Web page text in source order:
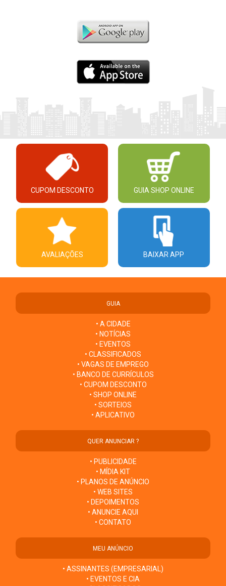
CUPOM DESCONTO GUIA SHOP ONLINE
AVALIAÇÕES BAIXAR APP
GUIA
• A CIDADE
• NOTÍCIAS
• EVENTOS
• CLASSIFICADOS
• VAGAS DE EMPREGO
• BANCO DE CURRÍCULOS
• CUPOM DESCONTO
• SHOP ONLINE
• SORTEIOS
• APLICATIVO
QUER ANUNCIAR ?
• PUBLICIDADE
• MÍDIA KIT
• PLANOS DE ANÚNCIO
• WEB SITES
• DEPOIMENTOS
• ANUNCIE AQUI
• CONTATO
MEU ANÚNCIO
• ASSINANTES (EMPRESARIAL)
• EVENTOS E CIA